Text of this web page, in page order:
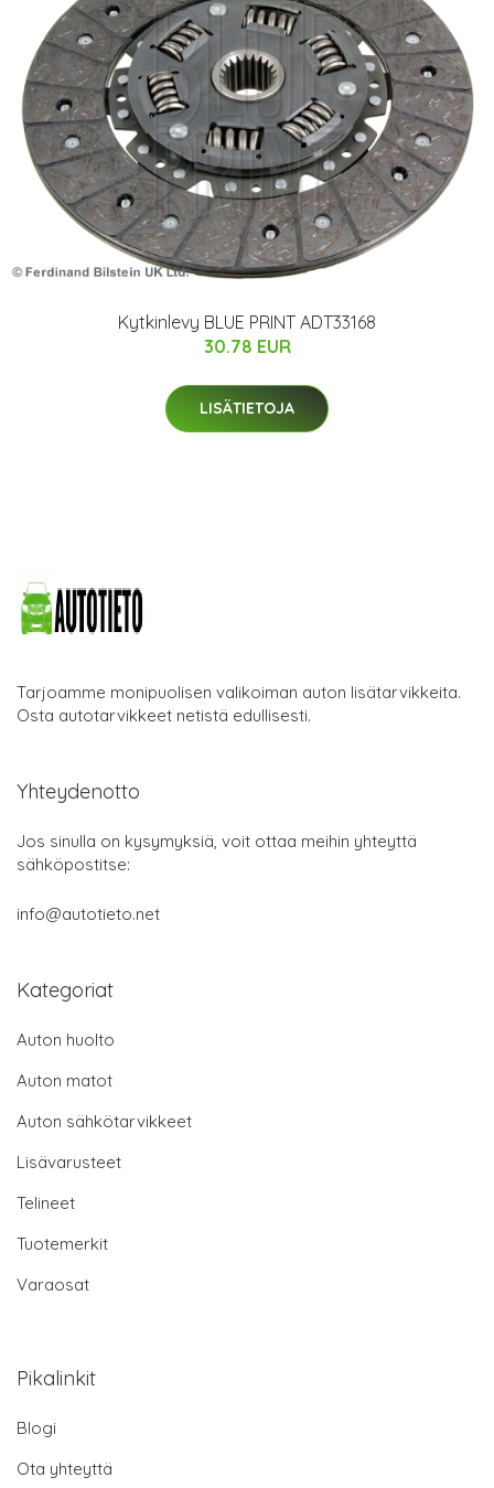
Kytkinlevy BLUE PRINT ADT33168
30.78 EUR
LISÄTIETOJA
Tarjoamme monipuolisen valikoiman auton lisätarvikkeita.
Osta autotarvikkeet netistä edullisesti.
Yhteydenotto
Jos sinulla on kysymyksiä, voit ottaa meihin yhteyttä
sähköpostitse:
info@autotieto.net
Kategoriat
Auton huolto
Auton matot
Auton sähkötarvikkeet
Lisävarusteet
Telineet
Tuotemerkit
Varaosat
Pikalinkit
Blogi
Ota yhteyttä